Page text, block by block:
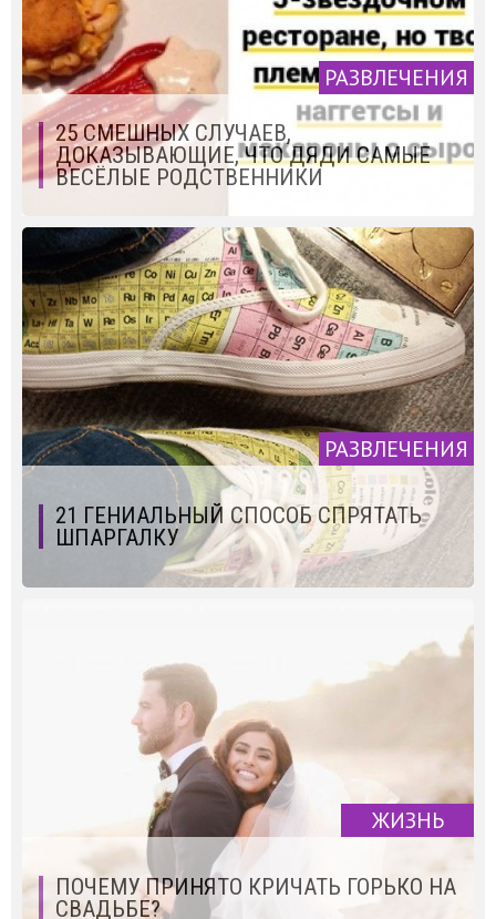
РАЗВЛЕЧЕНИЯ
25 СМЕШНЫХ СЛУЧАЕВ,
ДОКАЗЫВАЮЩИЕ, ЧТО ДЯДИ САМЫЕ
ВЕСЁЛЫЕ РОДСТВЕННИКИ
РАЗВЛЕЧЕНИЯ
21 ГЕНИАЛЬНЫЙ СПОСОБ СПРЯТАТЬ
ШПАРГАЛКУ
ЖИЗНЬ
ПОЧЕМУ ПРИНЯТО КРИЧАТЬ ГОРЬКО НА
СВАДЬБЕ?